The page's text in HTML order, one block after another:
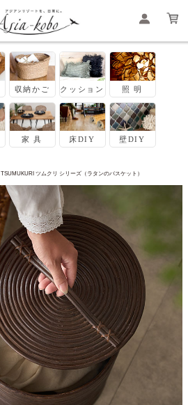
TSUMUKURI ツムクリ シリーズ（ラタンのバスケット）